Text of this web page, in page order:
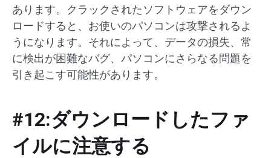
あります。クラックされたソフトウェアをダウン
ロードすると、お使いのパソコンは攻撃されるよ
うになります。それによって、データの損失、常
に検出が困難なバグ、パソコンにさらなる問題を
引き起こす可能性があります。
#12:ダウンロードしたファ
イルに注意する